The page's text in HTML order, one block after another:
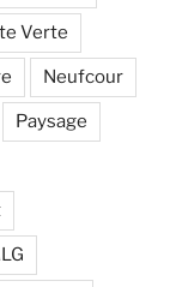
Verte
Neufcour
Paysage